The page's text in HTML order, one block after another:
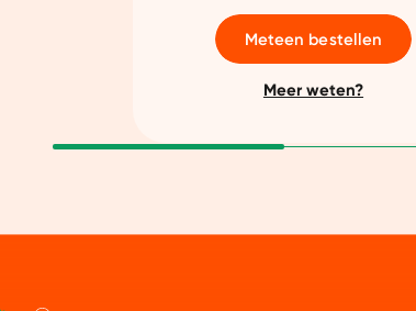
Meteen bestellen
Meer weten?